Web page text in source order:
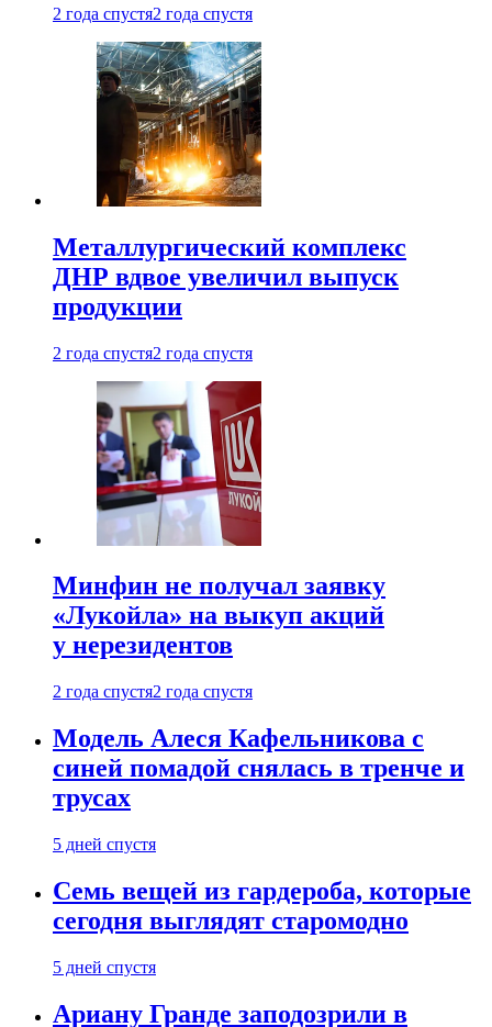
2 года спустя2 года спустя
Металлургический комплекс
ДНР вдвое увеличил выпуск
продукции
2 года спустя2 года спустя
Минфин не получал заявку
«Лукойла» на выкуп акций
у нерезидентов
2 года спустя2 года спустя
Модель Алеся Кафельникова с
синей помадой снялась в тренче и
трусах
5 дней спустя
Семь вещей из гардероба, которые
сегодня выглядят старомодно
5 дней спустя
Ариану Гранде заподозрили в